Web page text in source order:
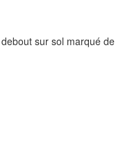
sur sol marqué de